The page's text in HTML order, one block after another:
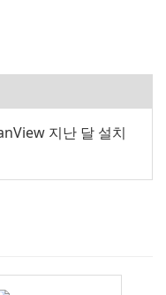
지난 달 설치